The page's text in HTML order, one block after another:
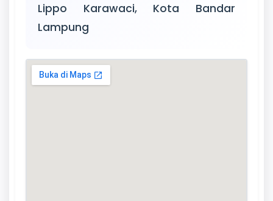
Lippo Karawaci, Kota Bandar
Lampung